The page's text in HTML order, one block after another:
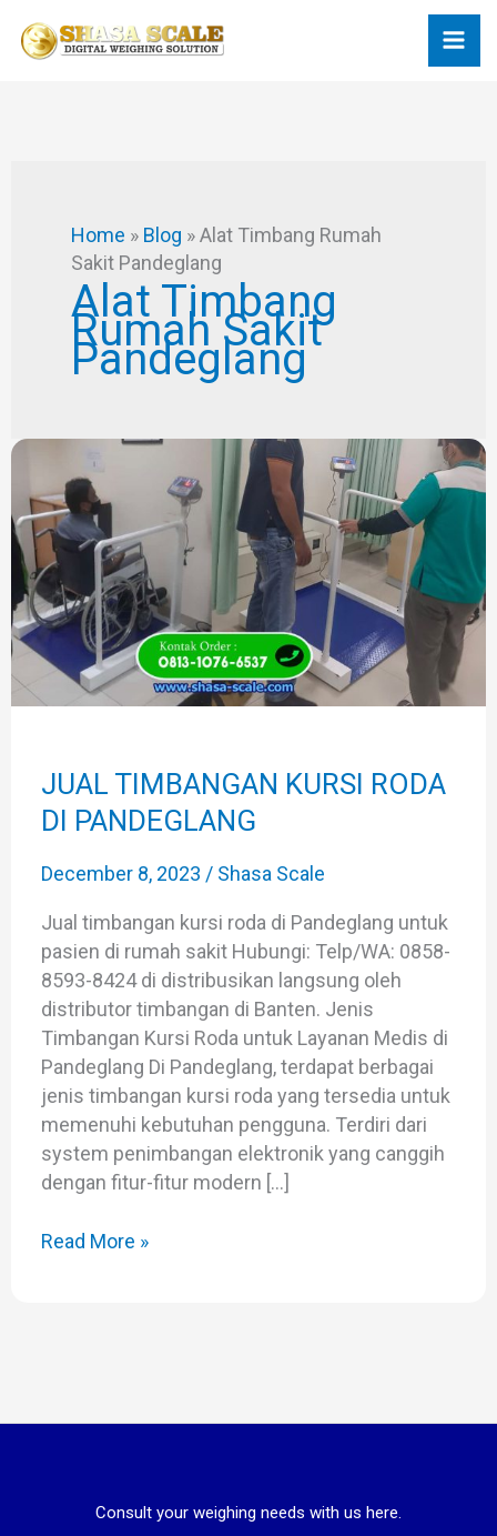
Home » Blog »Alat Timbang Rumah
Sakit Pandeglang
Alat Timbang
Rumah Sakit
Pandeglang
JUAL TIMBANGAN KURSI RODA
DI PANDEGLANG
December 8, 2023 / Shasa Scale
Jual timbangan kursi roda di Pandeglang untuk
pasien di rumah sakit Hubungi: Telp/WA: 0858-
8593-8424 di distribusikan langsung oleh
distributor timbangan di Banten. Jenis
Timbangan Kursi Roda untuk Layanan Medis di
Pandeglang Di Pandeglang, terdapat berbagai
jenis timbangan kursi roda yang tersedia untuk
memenuhi kebutuhan pengguna. Terdiri dari
system penimbangan elektronik yang canggih
dengan fitur-fitur modern […]
TIMBANGAN
KURSI
RODA
DI
PANDEGLANG
Read More »
Consult your weighing needs with us here.